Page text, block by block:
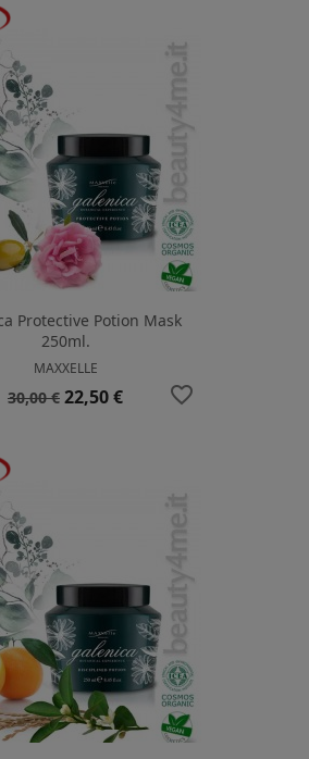
Protective Potion Mask
250ml.
MAXXELLE
Prezzo
30,00 € Prezzo
22,50 € favorite_border